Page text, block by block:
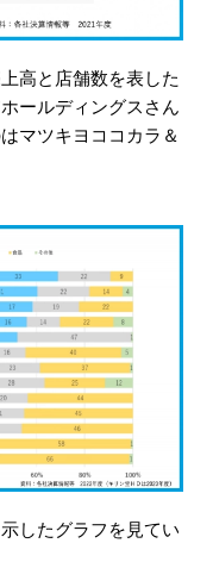
高と店舗数を表した
ールディングスさん
マツキヨココカラ＆
したグラフを見てい